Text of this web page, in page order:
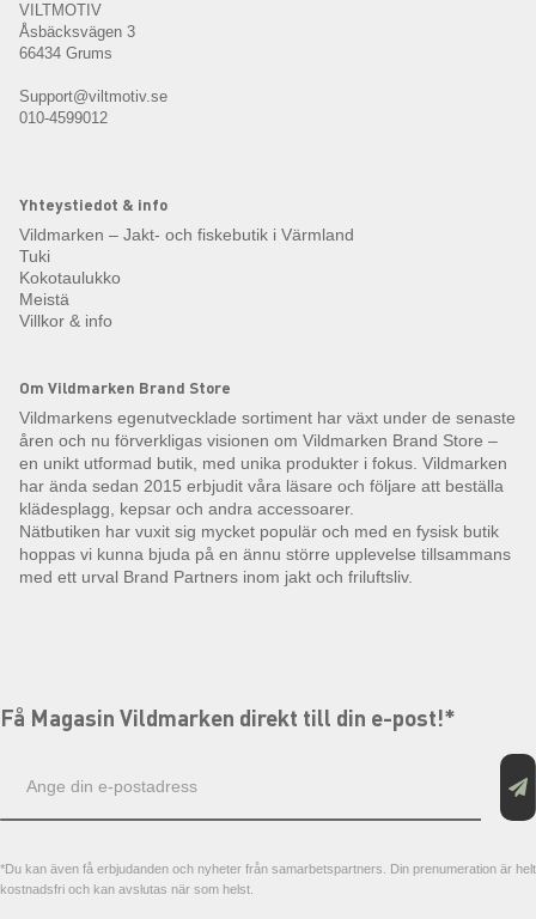
VILTMOTIV
Åsbäcksvägen 3
66434 Grums
Support@viltmotiv.se
010-4599012
Yhteystiedot & info
Vildmarken – Jakt- och fiskebutik i Värmland
Tuki
Kokotaulukko
Meistä
Villkor & info
Om Vildmarken Brand Store
Vildmarkens egenutvecklade sortiment har växt under de senaste
åren och nu förverkligas visionen om Vildmarken Brand Store –
en unikt utformad butik, med unika produkter i fokus. Vildmarken
har ända sedan 2015 erbjudit våra läsare och följare att beställa
klädesplagg, kepsar och andra accessoarer.
Nätbutiken har vuxit sig mycket populär och med en fysisk butik
hoppas vi kunna bjuda på en ännu större upplevelse tillsammans
med ett urval Brand Partners inom jakt och friluftsliv.
Få Magasin Vildmarken direkt till din e-post!*
postadress
*Du kan även få erbjudanden och nyheter från samarbetspartners. Din prenumeration är helt
kostnadsfri och kan avslutas när som helst.